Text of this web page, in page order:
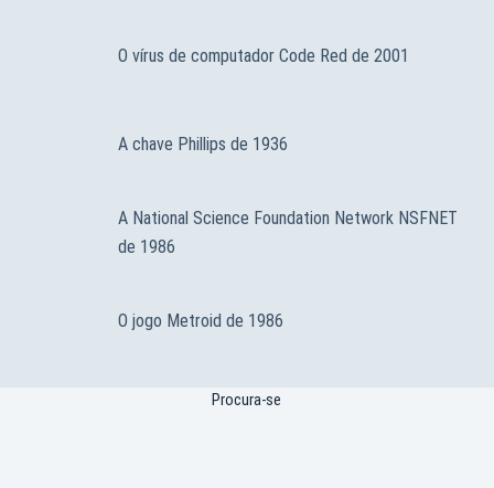
O vírus de computador Code Red de 2001
A chave Phillips de 1936
A National Science Foundation Network NSFNET
de 1986
O jogo Metroid de 1986
Procura-se